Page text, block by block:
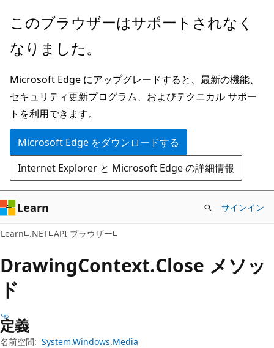
メ
ン
ン
テ
ン
ツ
に
ス
キ
ッ
プ
ペ
ジ
ナ
ビ
ゲ
ー
シ
ョ
ン
に
ス
キ
ッ
プ
このブラウザーはサポートされなく
なりました。
Microsoft Edge にアップグレードすると、最新の機能、
セキュリティ更新プログラム、およびテクニカル サポー
トを利用できます。
Microsoft Edge をダウンロードする
Internet Explorer と Microsoft Edge の詳細情報
Learn サインイン
Learn .NET API ブラウザー
DrawingContext.Close メソッ
ド
定義
名前空間: System.Windows.Media